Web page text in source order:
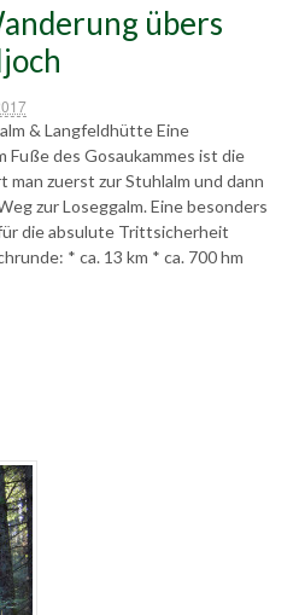
übers
& Langfeldhütte Eine
Fuße des Gosaukammes ist die
zuerst zur Stuhlalm und dann
zur Loseggalm. Eine besonders
die absulute Trittsicherheit
* ca. 13 km * ca. 700 hm